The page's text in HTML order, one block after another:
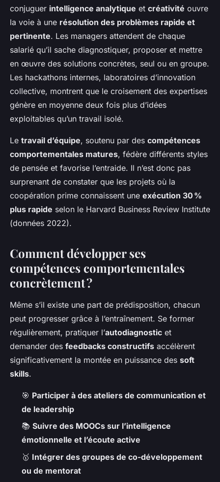
conjuguer intelligence analytique et créativité ouvre
la voie à une résolution des problèmes rapide et
pertinente. Les managers attendent de chaque
salarié qu’il sache diagnostiquer, proposer et mettre
en œuvre des solutions concrètes, seul ou en groupe.
Les hackathons internes, laboratoires d’innovation
collective, montrent que le croisement des expertises
génère en moyenne deux fois plus d’idées
exploitables qu’un travail isolé.
Le travail d’équipe, soutenu par des compétences
comportementales matures, fédère différents styles
de pensée et favorise l’entraide. Il n’est donc pas
surprenant de constater que les projets où la
coopération prime connaissent une exécution 30 %
plus rapide selon le Harvard Business Review Institute
(données 2022).
Comment développer ses
compétences comportementales
concrètement ?
Même s’il existe une part de prédisposition, chacun
peut progresser grâce à l’entraînement. Se former
régulièrement, pratiquer l’autodiagnostic et
demander des feedbacks constructifs accélèrent
significativement la montée en puissance des soft
skills.
🎯 Participer à des ateliers de communication et
de leadership
📚 Suivre des MOOCs sur l’intelligence
émotionnelle et l’écoute active
🥇 Intégrer des groupes de co-développement
ou de mentorat